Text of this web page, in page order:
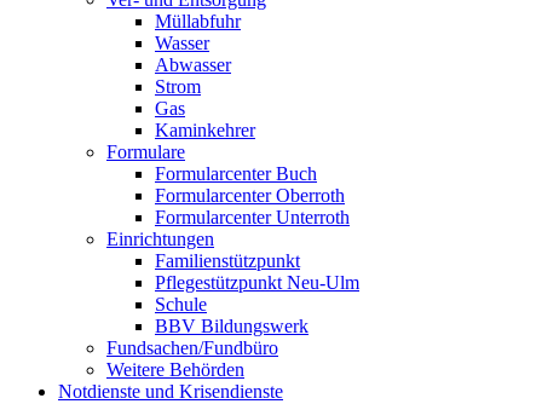
Müllabfuhr
Wasser
Abwasser
Strom
Gas
Kaminkehrer
Formulare
Formularcenter Buch
Formularcenter Oberroth
Formularcenter Unterroth
Einrichtungen
Familienstützpunkt
Pflegestützpunkt Neu-Ulm
Schule
BBV Bildungswerk
Fundsachen/Fundbüro
Weitere Behörden
Notdienste und Krisendienste